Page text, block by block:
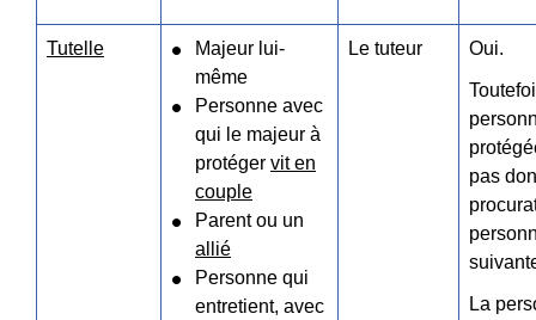
Tutelle
Majeur lui-
même
Personne avec
qui le majeur à
protéger vit en
couple
Parent ou un
allié
Personne qui
entretient, avec
Le tuteur Oui.
pas
La